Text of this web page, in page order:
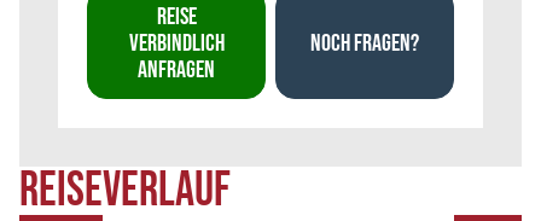
REISEVERLAUF
REISE
VERBINDLICH
ANFRAGEN
NOCH FRAGEN?